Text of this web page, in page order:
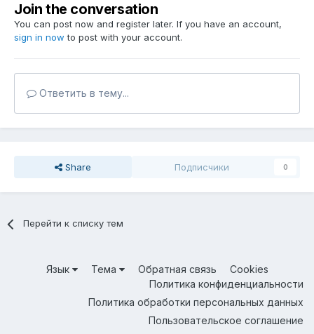
Join the conversation
You can post now and register later. If you have an account,
sign in now to post with your account.
Ответить в тему...
Share Подписчики 0
Перейти к списку тем
Язык Тема Обратная связь
Cookies
Политика конфиденциальности
Политика обработки персональных данных
Пользовательское соглашение